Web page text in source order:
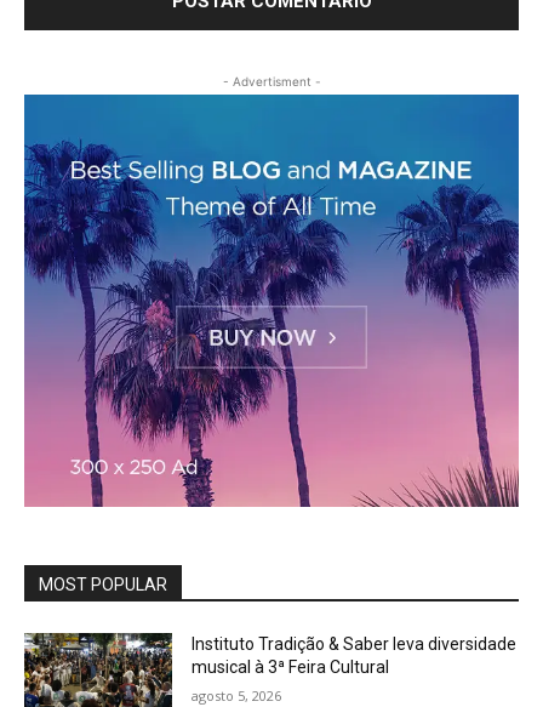
- Advertisment -
MOST POPULAR
Instituto Tradição & Saber leva diversidade
musical à 3ª Feira Cultural
agosto 5, 2026